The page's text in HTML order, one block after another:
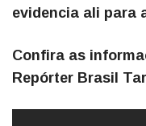
evidencia ali para
Confira as
Repórter Brasil